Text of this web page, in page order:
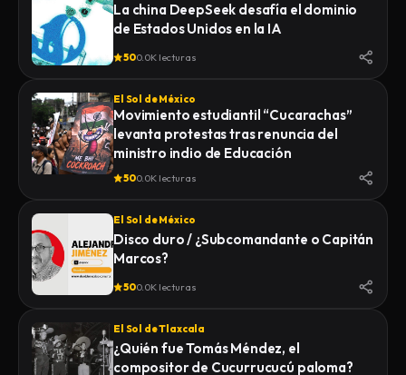
La china DeepSeek desafía el dominio
de Estados Unidos en la IA
500.0K lecturas
El Sol de México
Movimiento estudiantil “Cucarachas”
levanta protestas tras renuncia del
ministro indio de Educación
500.0K lecturas
El Sol de México
Disco duro / ¿Subcomandante o Capitán
Marcos?
500.0K lecturas
El Sol de Tlaxcala
¿Quién fue Tomás Méndez, el
compositor de Cucurrucucú paloma?